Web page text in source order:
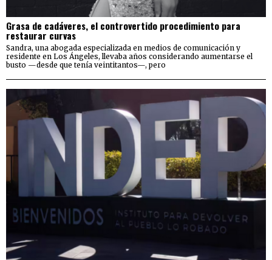
Grasa de cadáveres, el controvertido procedimiento para
restaurar curvas
Sandra, una abogada especializada en medios de comunicación y
residente en Los Ángeles, llevaba años considerando aumentarse el
busto —desde que tenía veintitantos—, pero